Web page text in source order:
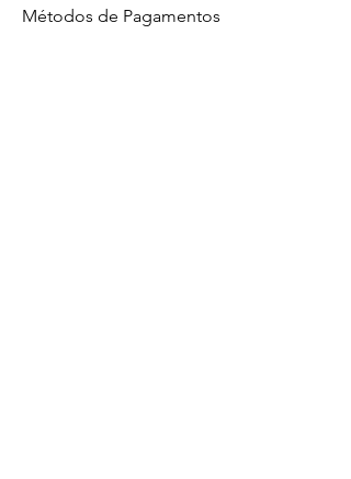
Métodos de Pagamentos